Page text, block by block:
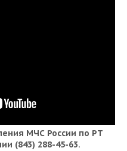
МЧС России по РТ
(843) 288-45-63.